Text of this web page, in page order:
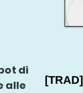
di
alle
[TRAD]